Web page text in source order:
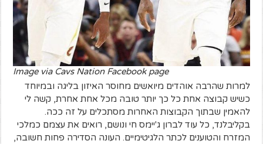
Image via Cavs Nation Facebook page
למרות שהרבה אוהדים מיואשים מחוסר האיזון בליגה ובמיוחד
כשיש קבוצה אחת כל כך יותר טובה מכל אחת אחרת, קשה לי
להאמין שבתוך הקבוצות האחרות מסתכלים על זה ככה.
בקליבלנד, כל עוד לברון ג'יימס חי ונושם, רואים את עצמם כמלכי
המזרח והטוענים לכתר הלגיטימיים. העונה הסדירה פחות חשובה,